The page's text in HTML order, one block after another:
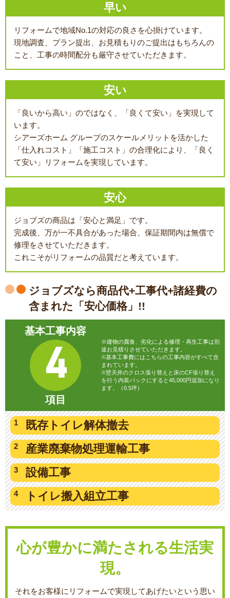
早い
リフォームで地域No.1の対応の良さを心掛けています。
現地調査、プラン提出、お見積もりのご提出はもちろんの
こと、工事の時間配分も厳守させていただきます。
安い
「良いから高い」のではなく、「良くて安い」を実現して
います。
シアーズホーム グループのスケールメリットを活かした
「仕入れコスト」「施工コスト」の合理化により、「良く
て安い」リフォームを実現しています。
安心
ジョブズの商品は「安心と満足」です。
完成後、万が一不具合があった場合、保証期間内は無償で
修理をさせていただきます。
これこそがリフォームの品質だと考えています。
ジョブズなら商品代+工事代+諸経費の
含まれた「安心価格」!!
基本工事内容
4
項目
※建物の腐食、劣化による修理・再生工事は別
途お見積りさせていただきます。
※基本工事費にはこちらの工事内容がすべて含
まれています。
※壁天井のクロス張り替えと床のCF張り替え
を行う内装パックにすると45,000円追加になり
ます。（0.5坪）
既存トイレ解体撤去
産業廃棄物処理運輸工事
設備工事
トイレ搬入組立工事
心が豊かに満たされる生活実
現。
それをお客様にリフォームで実現してあげたいという思い